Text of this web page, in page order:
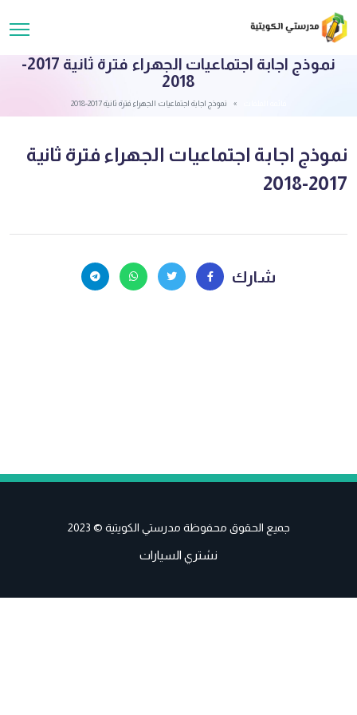
نموذج اجابة اجتماعيات الجهراء فترة ثانية 2017-
2018
نموذج اجابة اجتماعيات الجهراء فترة ثانية 2017-2018
نموذج اجابة اجتماعيات الجهراء فترة ثانية
2017-2018
شارك
جميع الحقوق محفوظة مدرستي الكويتية © 2023
نشتري السيارات